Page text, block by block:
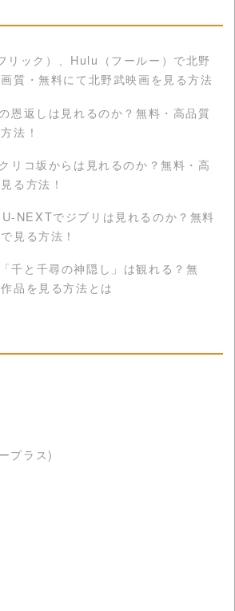
ック）、Hulu（フールー）で北野
質・無料にて北野武映画を見る方法
恩返しは見れるのか？無料・高品質
法！
リコ坂からは見れるのか？無料・高
る方法！
NEXTでジブリは見れるのか？無料
見る方法！
千と千尋の神隠し」は観れる？無
品を見る方法とは
プラス)